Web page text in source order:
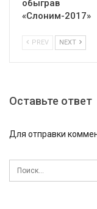
обыграв
«Слоним-2017»
PREV NEXT
Оставьте ответ
Для отправки